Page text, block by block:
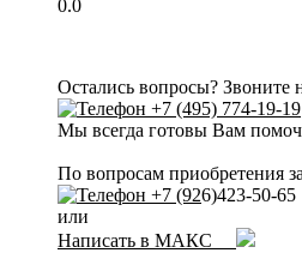
0.0
Остались вопросы? Звоните
+7 (495) 774-19-19
Мы всегда готовы Вам
По вопросам приобретения
+7 (926)423-50-65
или
Написать в МАКС